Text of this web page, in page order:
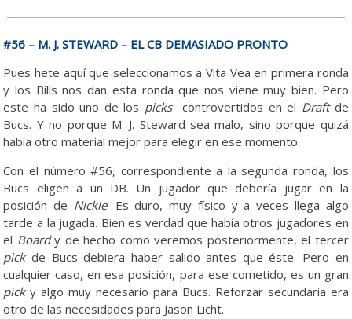
#56 – M. J. STEWARD – EL CB DEMASIADO PRONTO
Pues hete aquí que seleccionamos a Vita Vea en primera ronda
y los Bills nos dan esta ronda que nos viene muy bien. Pero
este ha sido uno de los pickscontrovertidos en el Draftde
Bucs. Y no porque M. J. Steward sea malo, sino porque quizá
había otro material mejor para elegir en ese momento.
Con el número #56, correspondiente a la segunda ronda, los
Bucs eligen a un DB. Un jugador que debería jugar en la
posición de Nickle. Es duro, muy físico y a veces llega algo
tarde a la jugada. Bien es verdad que había otros jugadores en
el Boardy de hecho como veremos posteriormente, el tercer
pickde Bucs debiera haber salido antes que éste. Pero en
cualquier caso, en esa posición, para ese cometido, es un gran
picky algo muy necesario para Bucs. Reforzar secundaria era
otro de las necesidades para Jason Licht.